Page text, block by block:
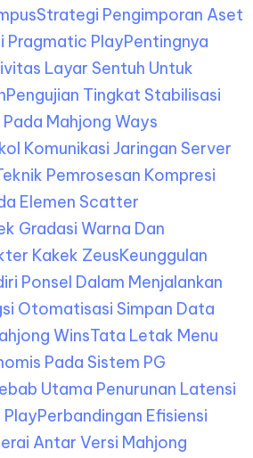
Strategi Pengimporan Aset
Pragmatic PlayPentingnya
Layar Sentuh Untuk
Pengujian Tingkat Stabilisasi
Mahjong Ways
Komunikasi Jaringan Server
Pemrosesan Kompresi
Elemen Scatter
Gradasi Warna Dan
Kakek ZeusKeunggulan
Ponsel Dalam Menjalankan
Otomatisasi Simpan Data
WinsTata Letak Menu
Pada Sistem PG
Utama Penurunan Latensi
Perbandingan Efisiensi
Antar Versi Mahjong